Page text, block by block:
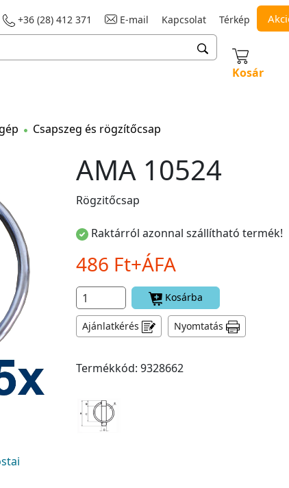
+36 (28) 412 371 E-mail Kapcsolat Térkép
Kosár
Csapszeg és rögzítőcsap
AMA 10524
Rögzitőcsap
Raktárról azonnal szállítható termék!
486 Ft+ÁFA
Kosárba
Ajánlatkérés Nyomtatás
Termékkód: 9328662